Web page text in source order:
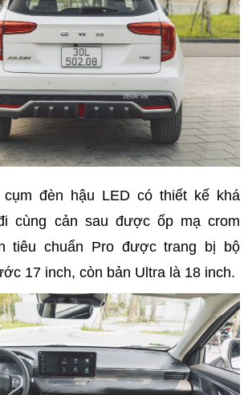
đèn hậu LED có thiết kế khá
cùng cản sau được ốp mạ crom
tiêu chuẩn Pro được trang bị bộ
17 inch, còn bản Ultra là 18 inch.